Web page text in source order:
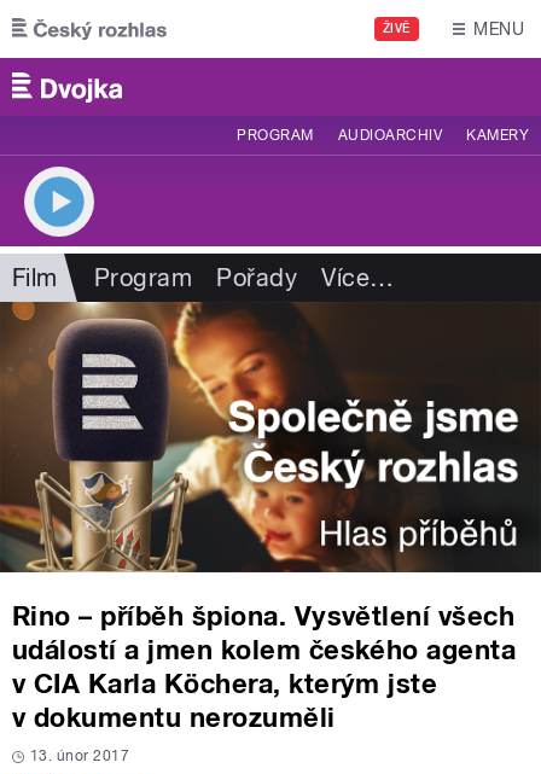
Přejít k hlavnímu obsahu
ŽIVĚ MENU
PROGRAM AUDIOARCHIV KAMERY
Film Program Pořady Více…
Rino – příběh špiona. Vysvětlení všech
událostí a jmen kolem českého agenta
v CIA Karla Köchera, kterým jste
v dokumentu nerozuměli
13. únor 2017